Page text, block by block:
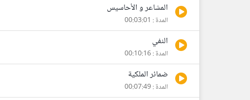
المشاعر و الأحاسيس
المدة : 00:03:01
النفي
المدة : 00:10:16
ضمائر الملكية
المدة : 00:07:49